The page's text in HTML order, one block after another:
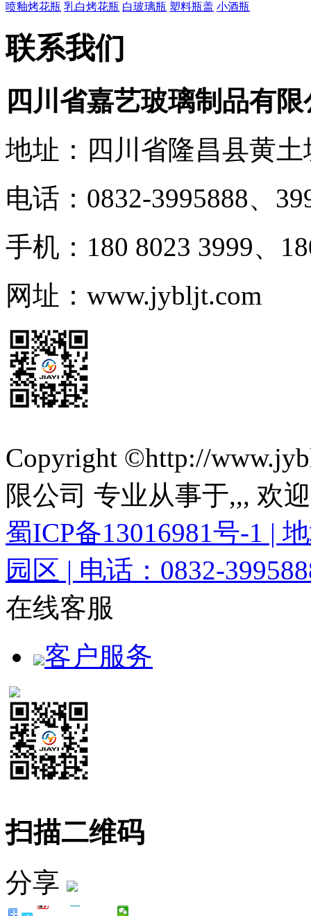
喷釉烤花瓶 乳白烤花瓶 白玻璃瓶 塑料瓶盖 小酒瓶
联系我们
四川省嘉艺玻璃制品有限
地址：四川省隆昌县黄
电话：0832-3995888、
手机：180 8023 3999、
网址：www.jybljt.com
Copyright ©http://
限公司 专业从事于,,, 欢
蜀ICP备13016981号-1 |
园区 | 电话：0832-
在线客服
客户服务
扫描二维码
分享